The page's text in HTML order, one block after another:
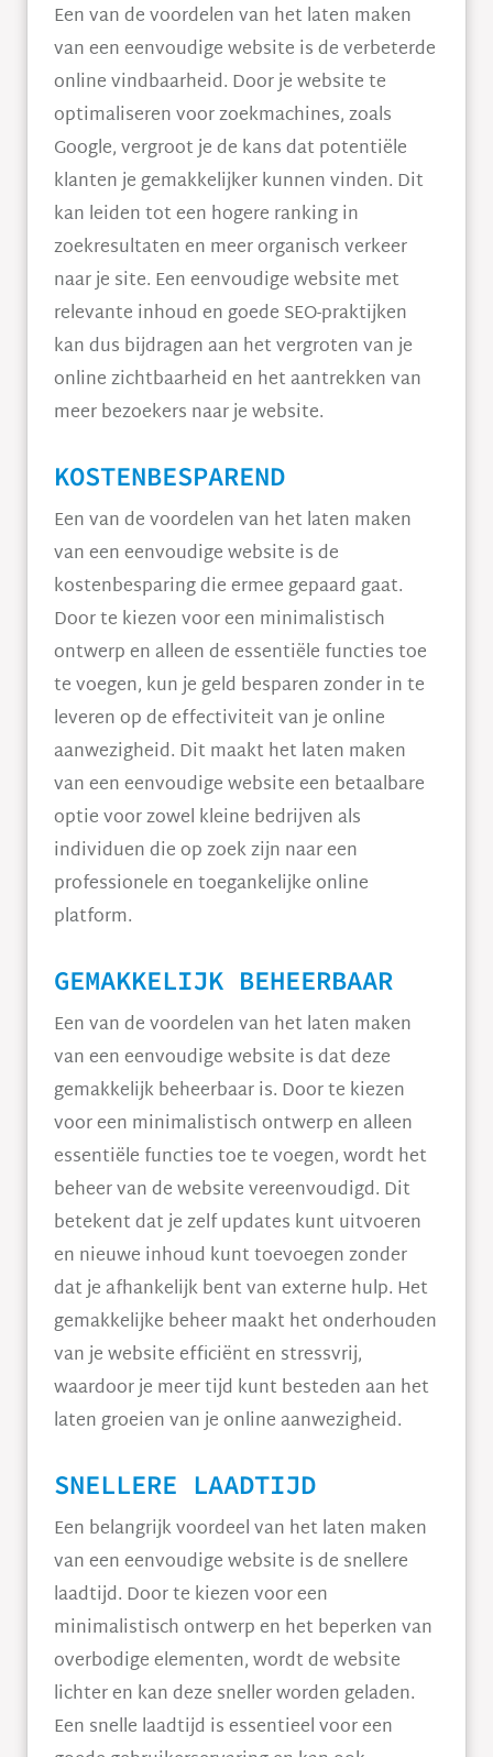
Een van de voordelen van het laten maken
van een eenvoudige website is de verbeterde
online vindbaarheid. Door je website te
optimaliseren voor zoekmachines, zoals
Google, vergroot je de kans dat potentiële
klanten je gemakkelijker kunnen vinden. Dit
kan leiden tot een hogere ranking in
zoekresultaten en meer organisch verkeer
naar je site. Een eenvoudige website met
relevante inhoud en goede SEO-praktijken
kan dus bijdragen aan het vergroten van je
online zichtbaarheid en het aantrekken van
meer bezoekers naar je website.
KOSTENBESPAREND
Een van de voordelen van het laten maken
van een eenvoudige website is de
kostenbesparing die ermee gepaard gaat.
Door te kiezen voor een minimalistisch
ontwerp en alleen de essentiële functies toe
te voegen, kun je geld besparen zonder in te
leveren op de effectiviteit van je online
aanwezigheid. Dit maakt het laten maken
van een eenvoudige website een betaalbare
optie voor zowel kleine bedrijven als
individuen die op zoek zijn naar een
professionele en toegankelijke online
platform.
GEMAKKELIJK BEHEERBAAR
Een van de voordelen van het laten maken
van een eenvoudige website is dat deze
gemakkelijk beheerbaar is. Door te kiezen
voor een minimalistisch ontwerp en alleen
essentiële functies toe te voegen, wordt het
beheer van de website vereenvoudigd. Dit
betekent dat je zelf updates kunt uitvoeren
en nieuwe inhoud kunt toevoegen zonder
dat je afhankelijk bent van externe hulp. Het
gemakkelijke beheer maakt het onderhouden
van je website efficiënt en stressvrij,
waardoor je meer tijd kunt besteden aan het
laten groeien van je online aanwezigheid.
SNELLERE LAADTIJD
Een belangrijk voordeel van het laten maken
van een eenvoudige website is de snellere
laadtijd. Door te kiezen voor een
minimalistisch ontwerp en het beperken van
overbodige elementen, wordt de website
lichter en kan deze sneller worden geladen.
Een snelle laadtijd is essentieel voor een